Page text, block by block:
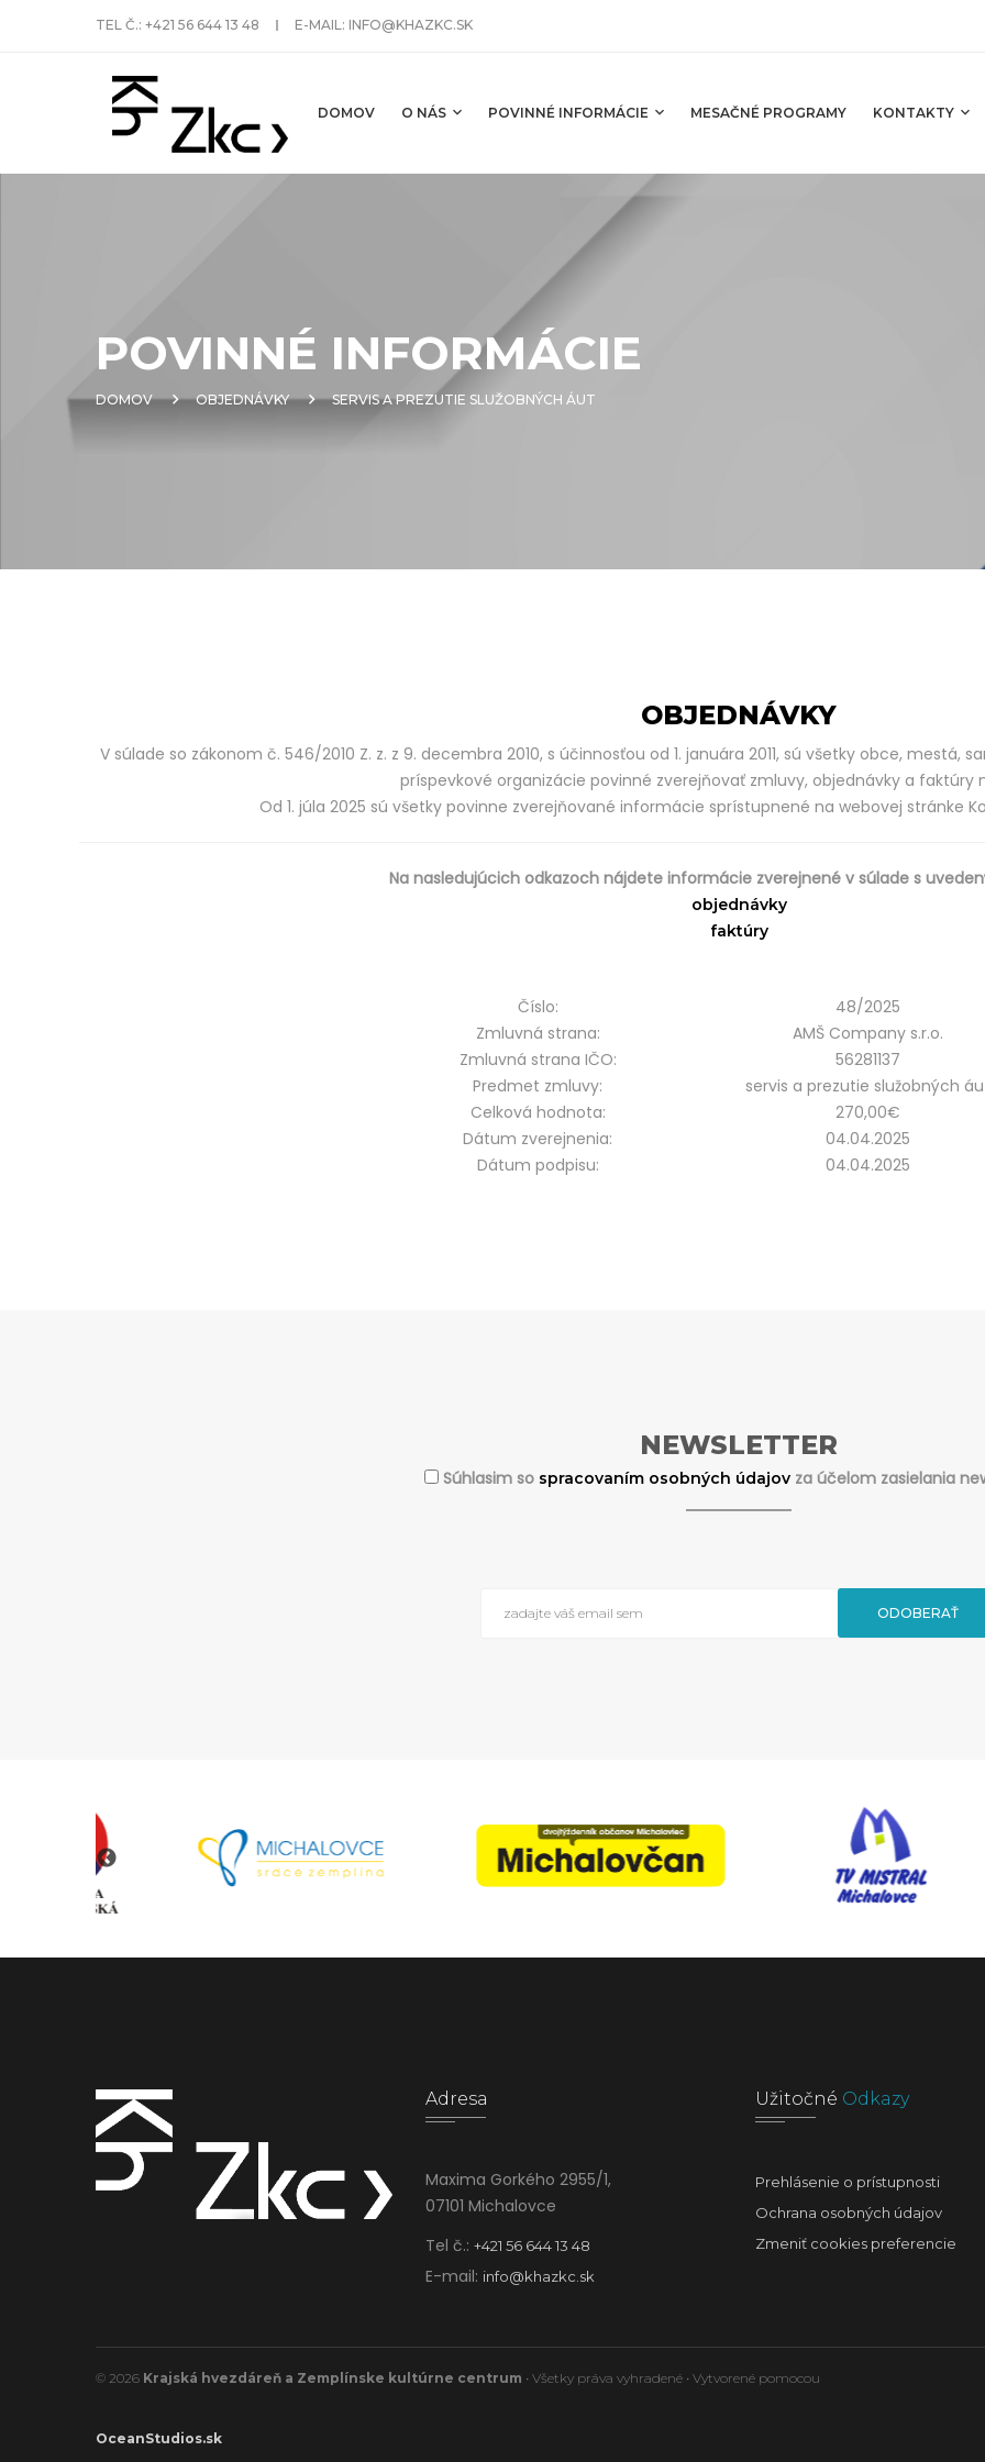
TEL Č.: +421 56 644 13 48 E-MAIL: INFO@KHAZKC.SK
DOMOV O NÁS POVINNÉ INFORMÁCIE MESAČNÉ PROGRAMY KONTAKTY
POVINNÉ INFORMÁCIE
DOMOV OBJEDNÁVKY SERVIS A PREZUTIE SLUŽOBNÝCH ÁUT
OBJEDNÁVKY
V súlade so zákonom č. 546/2010 Z. z. z 9. decembra 2010, s účinnosťou od 1. januára 2011, sú všetky obce,
príspevkové organizácie povinné zverejňovať zmluvy, objednávky a faktúry
Od 1. júla 2025 sú všetky povinne zverejňované informácie sprístupnené na webovej stránke
Na nasledujúcich odkazoch nájdete informácie zverejnené v súlade s
objednávky
faktúry
Číslo:
48/2025
Zmluvná strana:
AMŠ Company s.r.o.
Zmluvná strana IČO:
56281137
Predmet zmluvy:
servis a prezutie služobných
Celková hodnota:
270,00€
Dátum zverejnenia:
04.04.2025
Dátum podpisu:
04.04.2025
NEWSLETTER
Súhlasim so spracovaním osobných údajov za účelom zasielania
ODOBERAŤ
Adresa
Maxima Gorkého 2955/1,
07101 Michalovce
Tel č.: +421 56 644 13 48
E-mail: info@khazkc.sk
Užitočné Odkazy
Prehlásenie o prístupnosti
Ochrana osobných údajov
Zmeniť cookies preferencie
© 2026 Krajská hvezdáreň a Zemplínske kultúrne centrum • Všetky práva vyhradené • Vytvorené pomocou
OceanStudios.sk